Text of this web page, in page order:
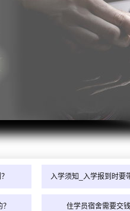
入学须知_入学报到时要
住学员宿舍需要交钱